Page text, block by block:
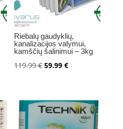
Riebalų gaudyklių,
kanalizacijos valymui,
kamščių šalinimui – 3kg
119.99€ Original
119.99 €.
59.99€Current
59.99 €.